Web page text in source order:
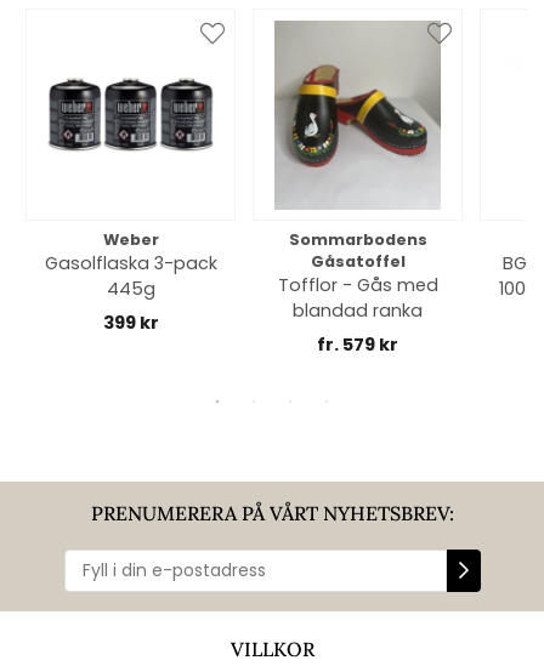
Weber
Gasolflaska 3-pack
445g
399 kr
Sommarbodens
Gåsatoffel
Tofflor - Gås med
blandad ranka
fr. 579 kr
PRENUMERERA PÅ VÅRT NYHETSBREV:
VILLKOR